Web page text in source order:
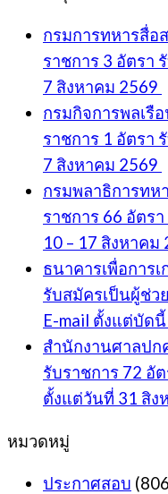
กรมการทหารสื่อ
ราชการ 3 อัตรา
7 สิงหาคม 2569
กรมกิจการพลเรื
ราชการ 1 อัตรา
7 สิงหาคม 2569
กรมพลาธิการทห
ราชการ 66 อัตร
10 – 17 สิงหาคม
ธนาคารเพื่อการ
รับสมัครเป็นผู้ช่ว
E-mail ตั้งแต่บัด
สำนักงานศาลปก
รับราชการ 72 อั
ตั้งแต่วันที่ 31 สิง
หมวดหมู่
ประกาศสอบ